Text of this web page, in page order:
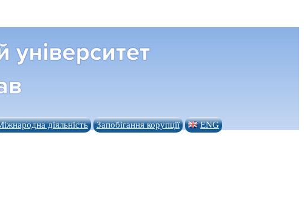
діяльність Запобігання корупції ENG